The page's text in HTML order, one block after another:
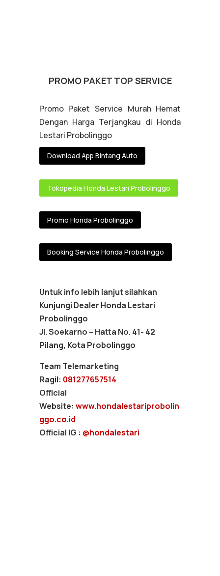
PROMO PAKET TOP SERVICE
Promo Paket Service Murah Hemat
Dengan Harga Terjangkau di Honda
Lestari Probolinggo
Download App Bintang Auto
Tokopedia Honda Lestari Probolinggo
Promo Honda Probolinggo
Booking Service Honda Probolinggo
Untuk info lebih lanjut silahkan
Kunjungi Dealer Honda Lestari
Probolinggo
Jl. Soekarno – Hatta No. 41- 42
Pilang, Kota Probolinggo
Team Telemarketing
Ragil: 081277657514
Official
Website: www.hondalestariprobolin
ggo.co.id
Official IG : @hondalestari